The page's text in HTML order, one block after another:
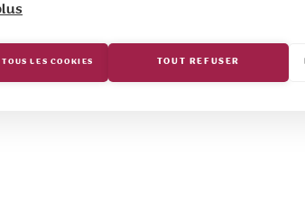
LES COOKIES TOUT REFUSER